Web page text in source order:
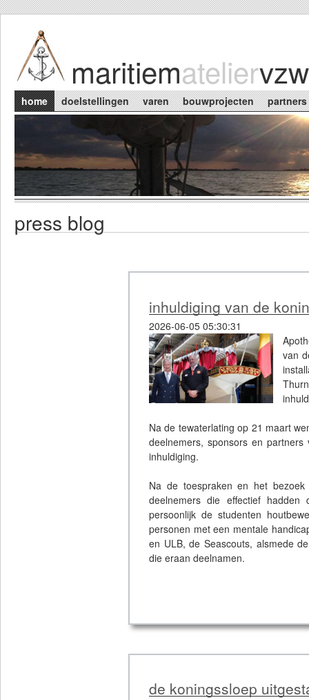
maritiemateliervzw
Main menu
home doelstellingen varen bouwprojecten partners
press blog
inhuldiging van de
2026-06-05 05:30:31
van
Na de tewaterlating op 21 maart
deelnemers, sponsors en
inhuldiging.
Na de toespraken en het
deelnemers die effectief hadden
persoonlijk de studenten
personen met een mentale
en ULB, de Seascouts, alsmede
die eraan deelnamen.
de koningssloep